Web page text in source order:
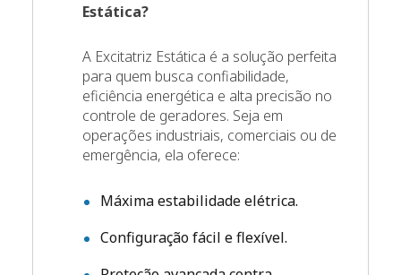
Estática?
A Excitatriz Estática é a solução perfeita
para quem busca confiabilidade,
eficiência energética e alta precisão no
controle de geradores. Seja em
operações industriais, comerciais ou de
emergência, ela oferece:
Máxima estabilidade elétrica.
Configuração fácil e flexível.